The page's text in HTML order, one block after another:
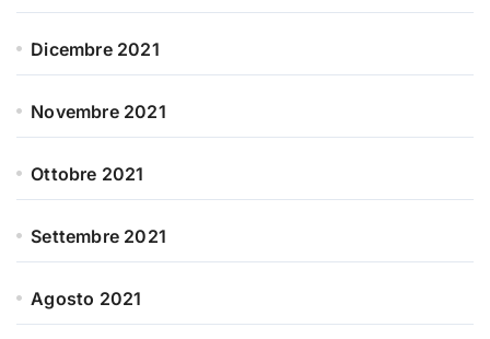
Dicembre 2021
Novembre 2021
Ottobre 2021
Settembre 2021
Agosto 2021